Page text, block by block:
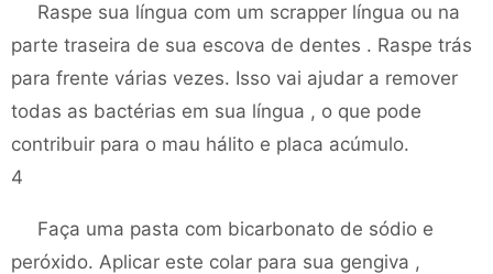
Raspe sua língua com um scrapper língua ou na
parte traseira de sua escova de dentes . Raspe trás
para frente várias vezes. Isso vai ajudar a remover
todas as bactérias em sua língua , o que pode
contribuir para o mau hálito e placa acúmulo.
4
Faça uma pasta com bicarbonato de sódio e
peróxido. Aplicar este colar para sua gengiva ,